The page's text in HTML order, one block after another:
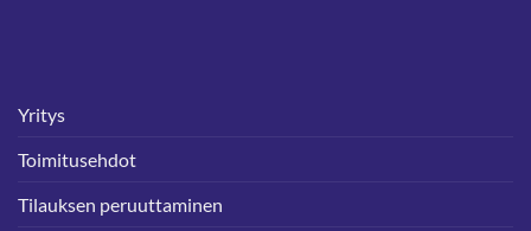
Yritys
Toimitusehdot
Tilauksen peruuttaminen